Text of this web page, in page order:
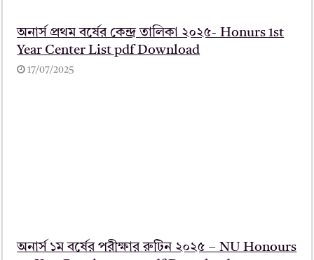
অনার্স প্রথম বর্ষের কেন্দ্র তালিকা ২০২৫- Honurs 1st
Year Center List pdf Download
17/07/2025
অনার্স ১ম বর্ষের পরীক্ষার রুটিন ২০২৫ – NU Honours